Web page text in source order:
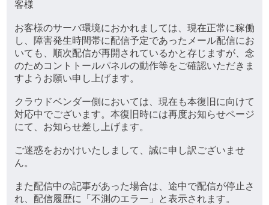
客様
お客様のサーバ環境におかれましては、現在正常に稼働
し、障害発生時間帯に配信予定であったメール配信にお
いても、順次配信が再開されているかと存じますが、念
のためコントトールパネルの動作等をご確認いただきま
すようお願い申し上げます。
クラウドベンダー側においては、現在も本復旧に向けて
対応中でございます。本復旧時には再度お知らせページ
にて、お知らせ差し上げます。
ご迷惑をおかけいたしまして、誠に申し訳ございませ
ん。
また配信中の記事があった場合は、途中で配信が停止さ
れ、配信履歴に「不測のエラー」と表示されます。